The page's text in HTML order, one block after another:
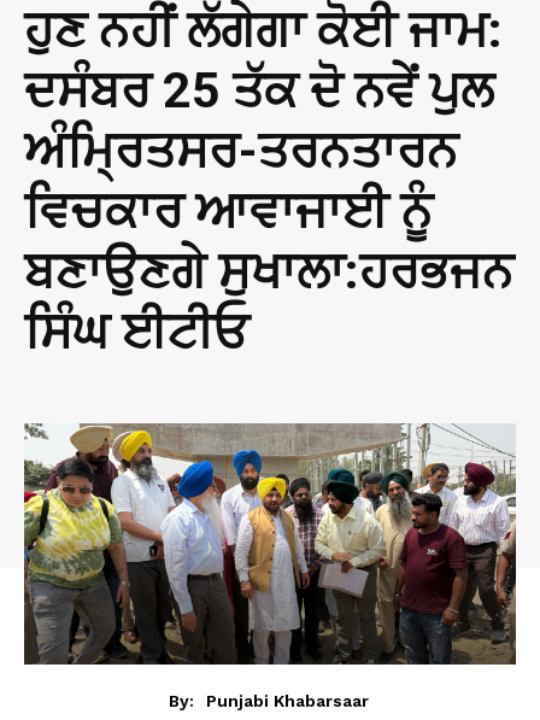
ਹੁਣ ਨਹੀਂ ਲੱਗੇਗਾ ਕੋਈ ਜਾਮ:
ਦਸੰਬਰ 25 ਤੱਕ ਦੋ ਨਵੇਂ ਪੁਲ
ਅੰਮ੍ਰਿਤਸਰ-ਤਰਨਤਾਰਨ
ਵਿਚਕਾਰ ਆਵਾਜਾਈ ਨੂੰ
ਬਣਾਉਣਗੇ ਸੁਖਾਲਾ:ਹਰਭਜਨ
ਸਿੰਘ ਈਟੀਓ
By:
Punjabi Khabarsaar